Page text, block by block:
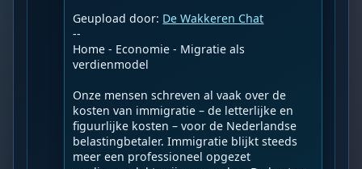
Geupload door: De Wakkeren Chat
--
Home - Economie - Migratie als
verdienmodel
Onze mensen schreven al vaak over de
kosten van immigratie – de letterlijke en
figuurlijke kosten – voor de Nederlandse
belastingbetaler. Immigratie blijkt steeds
meer een professioneel opgezet